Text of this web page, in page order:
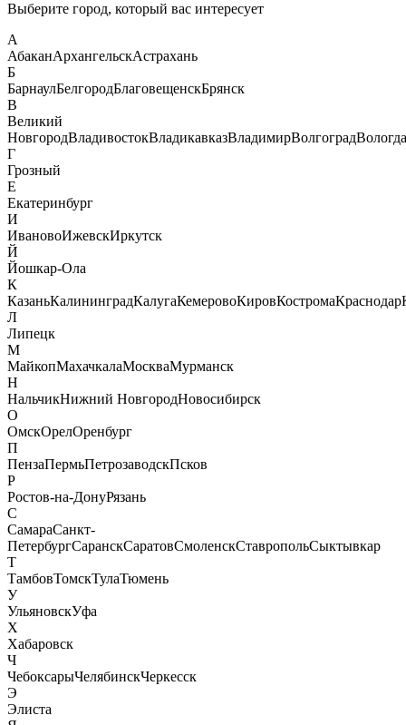
Выберите город, который вас интересует
А
АбаканАрхангельскАстрахань
Б
БарнаулБелгородБлаговещенскБрянск
В
Великий
НовгородВладивостокВладикавказВладимирВолгоградВологда
Г
Грозный
Е
Екатеринбург
И
ИвановоИжевскИркутск
Й
Йошкар-Ола
К
КазаньКалининградКалугаКемеровоКировКостромаКраснодар
Л
Липецк
М
МайкопМахачкалаМоскваМурманск
Н
НальчикНижний НовгородНовосибирск
О
ОмскОрелОренбург
П
ПензаПермьПетрозаводскПсков
Р
Ростов-на-ДонуРязань
С
СамараСанкт-
ПетербургСаранскСаратовСмоленскСтавропольСыктывкар
Т
ТамбовТомскТулаТюмень
У
УльяновскУфа
Х
Хабаровск
Ч
ЧебоксарыЧелябинскЧеркесск
Э
Элиста